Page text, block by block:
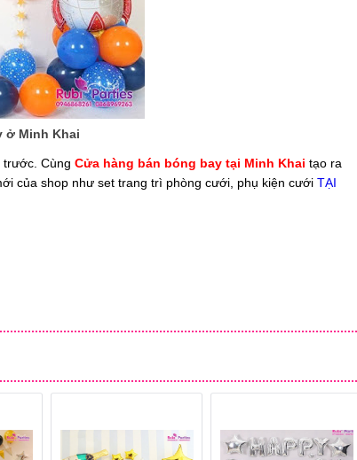
ở Minh Khai
trước. Cùng Cửa hàng bán bóng bay tại Minh Khai tạo ra
của shop như set trang trì phòng cưới, phụ kiện cưới TẠI